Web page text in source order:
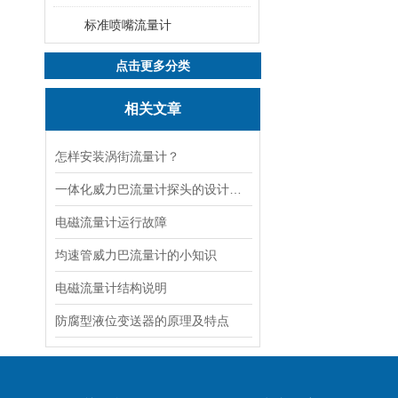
标准喷嘴流量计
点击更多分类
相关文章
怎样安装涡街流量计？
电磁流量计运行故障
均速管威力巴流量计的小知识
电磁流量计结构说明
防腐型液位变送器的原理及特点